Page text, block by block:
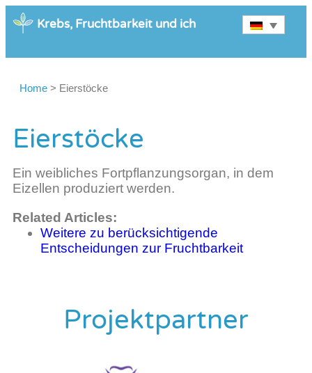
Krebs, Fruchtbarkeit und ich
Home > Eierstöcke
Eierstöcke
Ein weibliches Fortpflanzungsorgan, in dem
Eizellen produziert werden.
Related Articles:
Weitere zu berücksichtigende
Entscheidungen zur Fruchtbarkeit
Projektpartner